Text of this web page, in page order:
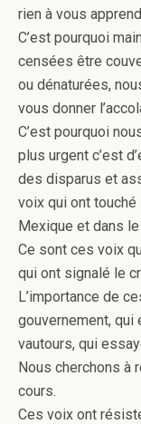
rien à vous
C’est pourquoi
censées être
ou dénaturées,
vous donner
C’est pourquoi
plus urgent c’est
des disparus et
voix qui ont
Mexique et dans le
Ce sont ces voix
qui ont signalé le
L’importance de
gouvernement,
vautours, qui
Nous cherchons à
cours.
Ces voix ont